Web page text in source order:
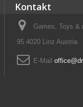
Kontakt
Games, Toys &
95 4020 Linz Austria
E-Mail